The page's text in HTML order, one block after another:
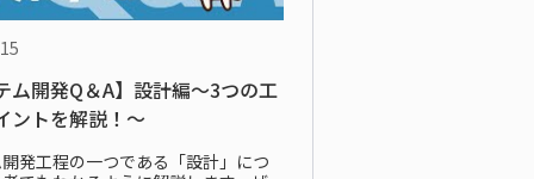
ム開発Q＆A】設計編～3つの工
ントを解説！～
発工程の一つである「設計」につ